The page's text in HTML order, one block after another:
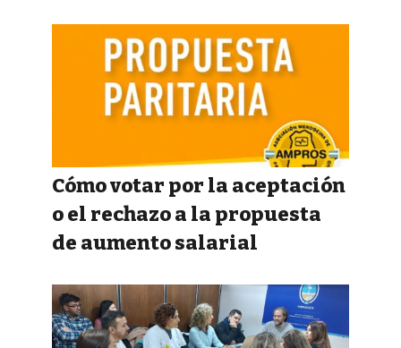
Cómo votar por la aceptación
o el rechazo a la propuesta
de aumento salarial